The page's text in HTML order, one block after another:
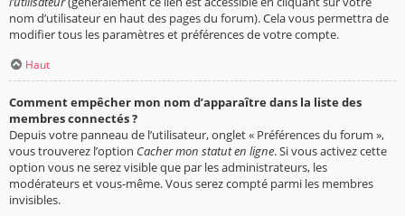
nom d’utilisateur en haut des pages du forum). Cela vous permettra de
modifier tous les paramètres et préférences de votre compte.
Haut
Comment empêcher mon nom d’apparaître dans la liste des
membres connectés ?
Depuis votre panneau de l’utilisateur, onglet « Préférences du forum »,
vous trouverez l’option Cacher mon statut en ligne. Si vous activez cette
option vous ne serez visible que par les administrateurs, les
modérateurs et vous-même. Vous serez compté parmi les membres
invisibles.